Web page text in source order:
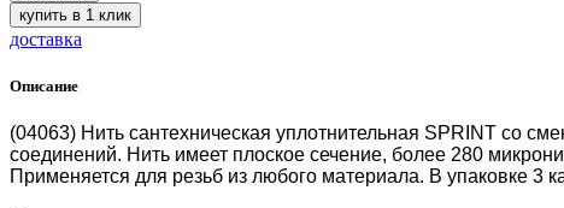
купить в 1 клик
доставка
Описание
(04063) Нить сантехническая уплотнительная SPRINT со
соединений. Нить имеет плоское сечение, более 280
Применяется для резьб из любого материала. В упаковке 3